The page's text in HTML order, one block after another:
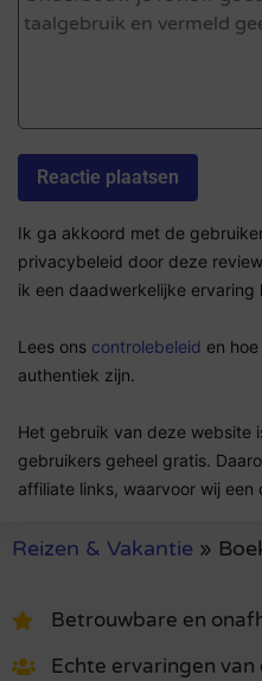
Ik ga akkoord met de
privacybeleid door deze
ik een daadwerkelijke
Lees ons controlebeleid en
authentiek zijn.
Het gebruik van deze website
gebruikers geheel gratis.
affiliate links, waarvoor wij een
Reizen & Vakantie »
Betrouwbare en
Echte ervaringen